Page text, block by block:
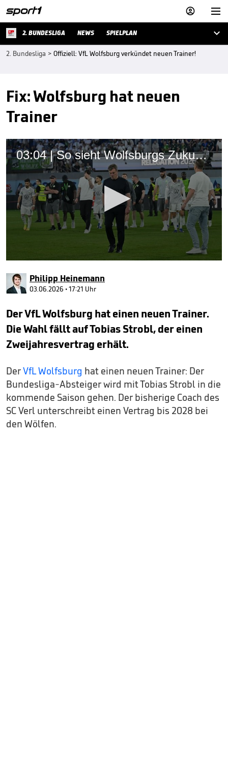


2. BUNDESLIGA NEWS SPIELPLAN 
2. Bundesliga > Offiziell: VfL Wolfsburg verkündet neuen Trainer!
Fix: Wolfsburg hat neuen
Trainer
03:04 | So sieht Wolfsburgs Zukunft in Liga zwei aus
seconds
of
3
minutes,
seconds
Philipp Heinemann
03.06.2026 • 17:21 Uhr
Der VfL Wolfsburg hat einen neuen Trainer.
Die Wahl fällt auf Tobias Strobl, der einen
Zweijahresvertrag erhält.
DerVfL Wolfsburg hat einen neuen Trainer: Der
Bundesliga-Absteiger wird mit Tobias Strobl in die
kommende Saison gehen. Der bisherige Coach des
SC Verl unterschreibt einen Vertrag bis 2028 bei
den Wölfen.